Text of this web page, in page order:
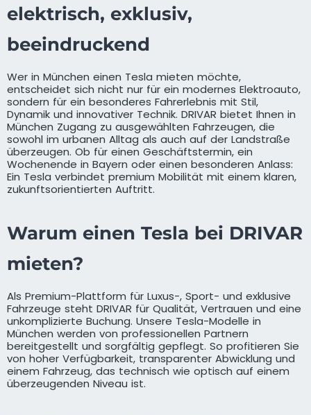
elektrisch, exklusiv,
beeindruckend
Wer in München einen Tesla mieten möchte,
entscheidet sich nicht nur für ein modernes Elektroauto,
sondern für ein besonderes Fahrerlebnis mit Stil,
Dynamik und innovativer Technik. DRIVAR bietet Ihnen in
München Zugang zu ausgewählten Fahrzeugen, die
sowohl im urbanen Alltag als auch auf der Landstraße
überzeugen. Ob für einen Geschäftstermin, ein
Wochenende in Bayern oder einen besonderen Anlass:
Ein Tesla verbindet premium Mobilität mit einem klaren,
zukunftsorientierten Auftritt.
Warum einen Tesla bei DRIVAR
mieten?
Als Premium-Plattform für Luxus-, Sport- und exklusive
Fahrzeuge steht DRIVAR für Qualität, Vertrauen und eine
unkomplizierte Buchung. Unsere Tesla-Modelle in
München werden von professionellen Partnern
bereitgestellt und sorgfältig gepflegt. So profitieren Sie
von hoher Verfügbarkeit, transparenter Abwicklung und
einem Fahrzeug, das technisch wie optisch auf einem
überzeugenden Niveau ist.